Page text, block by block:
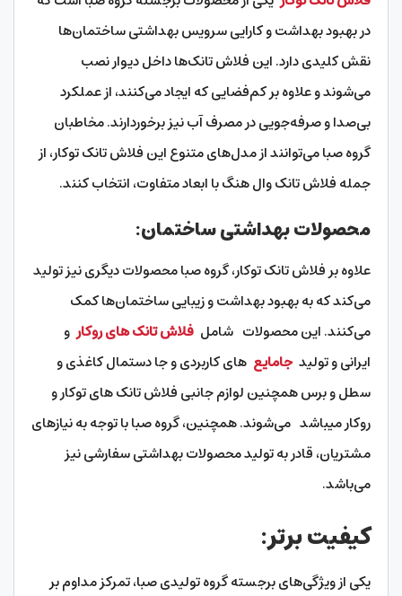
در بهبود بهداشت و کارایی سرویس بهداشتی ساختمان‌ها
نقش کلیدی دارد. این فلاش تانک‌ها داخل دیوار نصب
می‌شوند و علاوه بر کم‌فضایی که ایجاد می‌کنند، از عملکرد
بی‌صدا و صرفه‌جویی در مصرف آب نیز برخوردارند. مخاطبان
گروه صبا می‌توانند از مدل‌های متنوع این فلاش تانک توکار، از
جمله فلاش تانک وال هنگ با ابعاد متفاوت، انتخاب کنند.
محصولات بهداشتی ساختمان:
علاوه بر فلاش تانک توکار، گروه صبا محصولات دیگری نیز تولید
می‌کند که به بهبود بهداشت و زیبایی ساختمان‌ها کمک
می‌کنند. این محصولات شامل فلاش تانک های روکارو
ایرانی و تولیدجامایع های کاربردی و جا دستمال کاغذی و
سطل و برس همچنین لوازم جانبی فلاش تانک های توکار و
روکار میباشد می‌شوند. همچنین، گروه صبا با توجه به نیازهای
مشتریان، قادر به تولید محصولات بهداشتی سفارشی نیز
می‌باشد.
کیفیت برتر:
یکی از ویژگی‌های برجسته گروه تولیدی صبا، تمرکز مداوم بر